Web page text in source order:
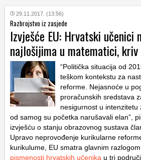
29.11.2017. (13:56)
Razbrojstvo iz zasjede
Izvješće EU: Hrvatski učenici
najlošijima u matematici,
“Politička situacija od
teškom kontekstu za
reforme. Nejasnoće u
proračunskih sredstava
nesigurnost u intenzitetu
od samog su početka narušavali elan”,
izvješću o stanju obrazovnog sustava
Upravo neprovođenje kurikularne
kurikulume, EU smatra glavnim
pismenosti hrvatskih učenika u tri